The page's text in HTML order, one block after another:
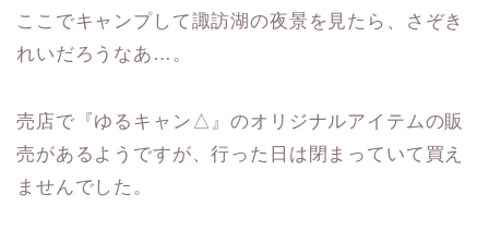
ここでキャンプして諏訪湖の夜景を見たら、さぞき
れいだろうなあ…。
売店で『ゆるキャン△』のオリジナルアイテムの販
売があるようですが、行った日は閉まっていて買え
ませんでした。